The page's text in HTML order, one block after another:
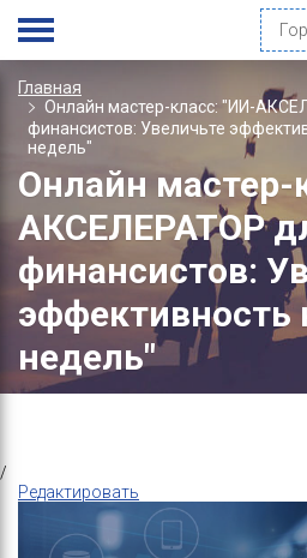
Главная
Онлайн мастер-класс: "ИИ-
финансистов: Увеличьте
недель"
Онлайн мастер-
АКСЕЛЕРАТОР
финансистов:
эффективность
недель"
/
Редактировать